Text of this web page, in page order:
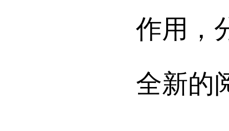
作用，
全新的